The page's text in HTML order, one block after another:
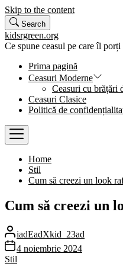
Skip to the content
Search
kidsrgreen.org
Ce spune ceasul pe care îl porți
Prima pagină
Ceasuri Moderne
Ceasuri cu brățări
Ceasuri Clasice
Politică de
Home
Stil
Cum să creezi un look
Cum să creezi un
iadEadXkid_23ad
4 noiembrie 2024
Stil